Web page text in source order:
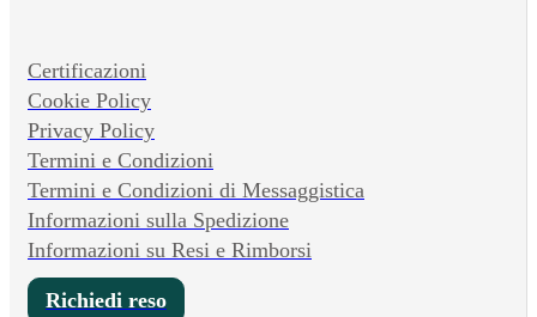
Certificazioni
Cookie Policy
Privacy Policy
Termini e Condizioni
Termini e Condizioni di Messaggistica
Informazioni sulla Spedizione
Informazioni su Resi e Rimborsi
Richiedi reso